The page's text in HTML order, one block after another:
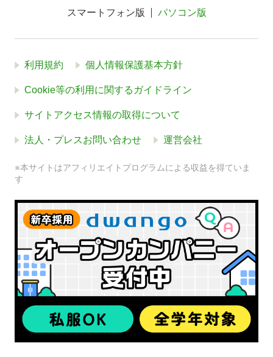
スマートフォン版 パソコン版
利用規約 個人情報保護基本方針
Cookie等の利用に関するガイドライン
サイトアクセス情報の取得について
法人・プレスお問い合わせ 運営会社
※本サイトはアフィリエイトプログラムによる収益を得ていま
す